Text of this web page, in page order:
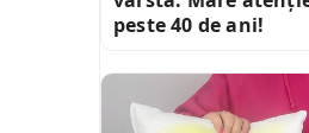
peste 40 de ani!